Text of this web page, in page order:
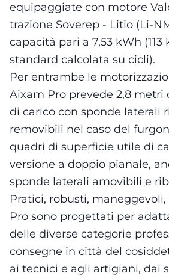
equipaggiate con motore
trazione Soverep - Litio (Li-
capacità pari a 7,53 kWh
standard calcolata su cicli).
Per entrambe le
Aixam Pro prevede 2,8 metri
di carico con sponde laterali
removibili nel caso del
quadri di superficie utile di
versione a doppio pianale,
sponde laterali amovibili e
Pratici, robusti,
Pro sono progettati per
delle diverse categorie
consegne in città del
ai tecnici e agli artigiani, dai